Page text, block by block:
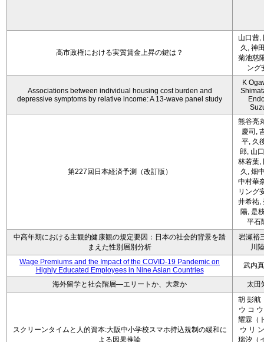
高市政権における実質賃金上昇の鍵は？
山口茜,
久, 神
菊池慈
ング
Associations between individual housing cost burden and
depressive symptoms by relative income: A 13-wave panel study
K
第227回日本経済予測（改訂版）
熊谷亮
慶司,
平, 久
郎, 山
林若葉,
久, 畑
中村華
リング
井希祐,
陽, 是
平石
中高年期における主観的健康観の規定要因：日本の社会的背景を踏
まえた性別層別分析
岩瀬裕
川
Wage Premiums and the Impact of the COVID‑19 Pandemic on
Highly Educated Employees in Nine Asian Countries
武内
海外留学と社会階層―エリートか、大衆か 太田
スクリーンタイムと人的資本:大阪中小学校スマホ持込規制の緩和に
よる因果推論
胡 彭航
ウ コ
耀霖（
ウ リ
瑞汐（